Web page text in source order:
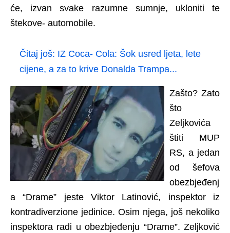
će, izvan svake razumne sumnje, ukloniti te
štekove- automobile.
Čitaj još: IZ Coca- Cola: Šok usred ljeta, lete
cijene, a za to krive Donalda Trampa...
Zašto? Zato
što
Zeljkovića
štiti MUP
RS, a jedan
od šefova
obezbjeđenj
a “Drame” jeste Viktor Latinović, inspektor iz
kontradiverzione jedinice. Osim njega, još nekoliko
inspektora radi u obezbjeđenju “Drame”. Zeljković